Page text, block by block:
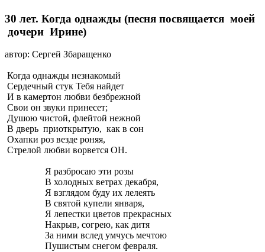
30 лет. Когда однажды (песня посвящается моей
дочери Ирине)
автор: Сергей Збаращенко
Когда однажды незнакомый
Сердечный стук Тебя найдет
И в камертон любви безбрежной
Свои он звуки принесет;
Душою чистой, флейтой нежной
В дверь приоткрытую, как в сон
Охапки роз везде роняя,
Стрелой любви ворвется ОН.
Я разбросаю эти розы
В холодных ветрах декабря,
Я взглядом буду их лелеять
В святой купели января,
Я лепестки цветов прекрасных
Накрыв, согрею, как дитя
За ними вслед умчусь мечтою
Пушистым снегом февраля.